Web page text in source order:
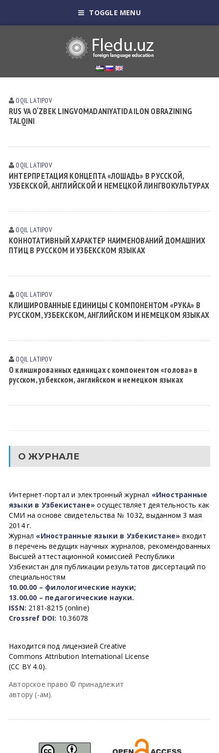
TOGGLE MENU
OQIL LАTIPOV
RUS VA O‘ZBEK LINGVOMADANIYATIDA ILON OBRAZINING
TALQINI
OQIL LАTIPOV
ИНТЕРПРЕТАЦИЯ КОНЦЕПТА «ЛОШАДЬ» В РУССКОЙ,
УЗБЕКСКОЙ, АНГЛИЙСКОЙ И НЕМЕЦКОЙ ЛИНГВОКУЛЬТУРАХ
OQIL LАTIPOV
КОННОТАТИВНЫЙ ХАРАКТЕР НАИМЕНОВАНИЙ ДОМАШНИХ
ПТИЦ В РУССКОМ И УЗБЕКСКОМ ЯЗЫКАХ
OQIL LАTIPOV
КЛИШИРОВАННЫЕ ЕДИНИЦЫ С КОМПОНЕНТОМ «РУКА» В
РУССКОМ, УЗБЕКСКОМ, АНГЛИЙСКОМ И НЕМЕЦКОМ ЯЗЫКАХ
OQIL LАTIPOV
О клишированных единицах с компонентом «голова» в
русском, узбекском, английском и немецком языках
О ЖУРНАЛЕ
Интернет-портал и электронный журнал «Иностранные
языки в Узбекистане» осуществляет деятельность как
СМИ на основе свидетельства № 1032, выданном 3 мая
2014 г.
Журнал «Иностранные языки в Узбекистане» входит
в перечень ведущих научных журналов, рекомендованных
Высшей аттестационной комиссией Республики
Узбекистан для публикации результатов диссертаций по
специальностям
10.00.00 – филологические науки;
13.00.00 – педагогические науки.
ISSN: 2181-8215 (online)
Crossref DOI: 10.36078
Находится под лицензией Creative
Commons Attribution International License
(CC BY 4.0).
Авторское право © принадлежит
автору (-ам).